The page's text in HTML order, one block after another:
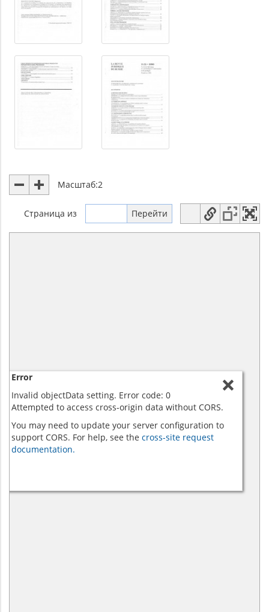
Масштаб:2
Страница из
Error
Invalid objectData setting. Error code: 0
Attempted to access cross-origin data without CORS.
You may need to update your server configuration to
support CORS. For help, see the cross-site request
documentation.